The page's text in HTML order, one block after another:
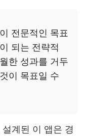
전문적인 목표
되는 전략적
한 성과를 거두
것이 목표일 수
계된 이 앱은 경